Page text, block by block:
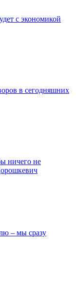
с экономикой
в сегодняшних
ничего не
– мы сразу